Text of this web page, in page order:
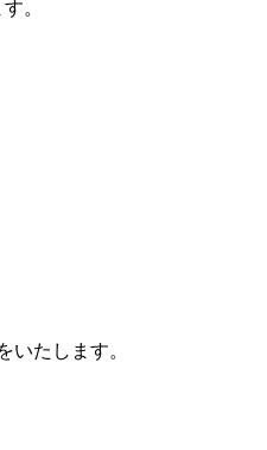
。
たします。